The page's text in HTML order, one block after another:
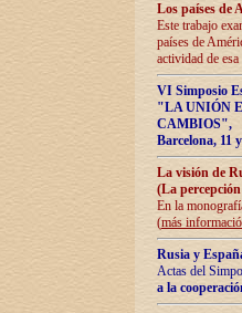
Los países de
Este trabajo
países de
actividad de
VI Simposio
"LA UNIÓN
CAMBIOS",
Barcelona, 11
La visión de
(La
En la
(más
Rusia y
Actas del
a la